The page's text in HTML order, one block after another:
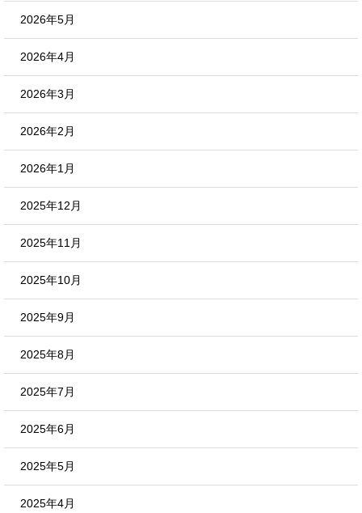
2026年5月
2026年4月
2026年3月
2026年2月
2026年1月
2025年12月
2025年11月
2025年10月
2025年9月
2025年8月
2025年7月
2025年6月
2025年5月
2025年4月